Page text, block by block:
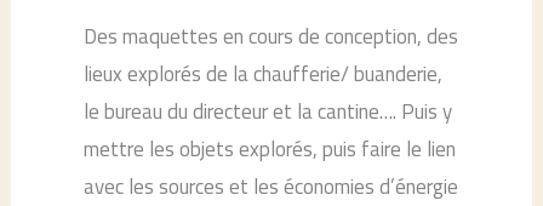
Des maquettes en cours de conception, des
lieux explorés de la chaufferie/ buanderie,
le bureau du directeur et la cantine…. Puis y
mettre les objets explorés, puis faire le lien
avec les sources et les économies d’énergie